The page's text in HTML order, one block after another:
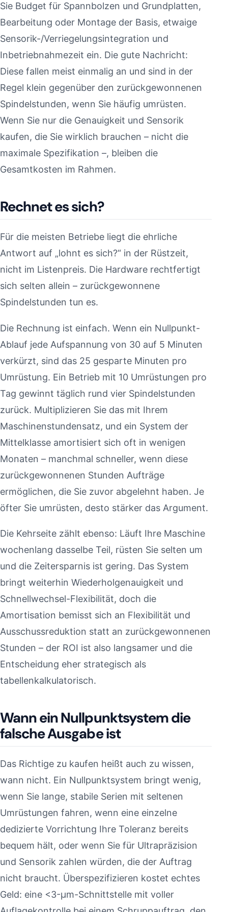
Sie Budget für Spannbolzen und Grundplatten,
Bearbeitung oder Montage der Basis, etwaige
Sensorik-/Verriegelungsintegration und
Inbetriebnahmezeit ein. Die gute Nachricht:
Diese fallen meist einmalig an und sind in der
Regel klein gegenüber den zurückgewonnenen
Spindelstunden, wenn Sie häufig umrüsten.
Wenn Sie nur die Genauigkeit und Sensorik
kaufen, die Sie wirklich brauchen – nicht die
maximale Spezifikation –, bleiben die
Gesamtkosten im Rahmen.
Rechnet es sich?
Für die meisten Betriebe liegt die ehrliche
Antwort auf „lohnt es sich?“ in der Rüstzeit,
nicht im Listenpreis. Die Hardware rechtfertigt
sich selten allein – zurückgewonnene
Spindelstunden tun es.
Die Rechnung ist einfach. Wenn ein Nullpunkt-
Ablauf jede Aufspannung von 30 auf 5 Minuten
verkürzt, sind das 25 gesparte Minuten pro
Umrüstung. Ein Betrieb mit 10 Umrüstungen pro
Tag gewinnt täglich rund vier Spindelstunden
zurück. Multiplizieren Sie das mit Ihrem
Maschinenstundensatz, und ein System der
Mittelklasse amortisiert sich oft in wenigen
Monaten – manchmal schneller, wenn diese
zurückgewonnenen Stunden Aufträge
ermöglichen, die Sie zuvor abgelehnt haben. Je
öfter Sie umrüsten, desto stärker das Argument.
Die Kehrseite zählt ebenso: Läuft Ihre Maschine
wochenlang dasselbe Teil, rüsten Sie selten um
und die Zeitersparnis ist gering. Das System
bringt weiterhin Wiederholgenauigkeit und
Schnellwechsel-Flexibilität, doch die
Amortisation bemisst sich an Flexibilität und
Ausschussreduktion statt an zurückgewonnenen
Stunden – der ROI ist also langsamer und die
Entscheidung eher strategisch als
tabellenkalkulatorisch.
Wann ein Nullpunktsystem die
falsche Ausgabe ist
Das Richtige zu kaufen heißt auch zu wissen,
wann nicht. Ein Nullpunktsystem bringt wenig,
wenn Sie lange, stabile Serien mit seltenen
Umrüstungen fahren, wenn eine einzelne
dedizierte Vorrichtung Ihre Toleranz bereits
bequem hält, oder wenn Sie für Ultrapräzision
und Sensorik zahlen würden, die der Auftrag
nicht braucht. Überspezifizieren kostet echtes
Geld: eine <3-µm-Schnittstelle mit voller